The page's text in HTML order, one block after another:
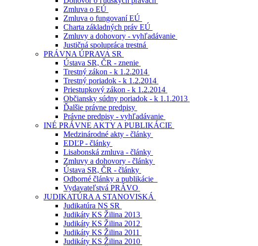
Zmluva o EÚ
Zmluva o fungovaní EÚ
Charta základných práv EÚ
Zmluvy a dohovory - vyhľadávanie
Justičná spolupráca trestná
PRÁVNA ÚPRAVA SR
Ústava SR, ČR - znenie
Trestný zákon - k 1.2.2014
Trestný poriadok - k 1.2.2014
Priestupkový zákon - k 1.2.2014
Občiansky súdny poriadok - k 1.1.2013
Ďalšie právne predpisy
Právne predpisy - vyhľadávanie
INÉ PRÁVNE AKTY A PUBLIKÁCIE
Medzinárodné akty - články
EDĽP - články
Lisabonská zmluva - články
Zmluvy a dohovory - články
Ústava SR, ČR - články
Odborné články a publikácie
Vydavateľstvá PRÁVO
JUDIKATÚRA A STANOVISKÁ
Judikatúra NS SR
Judikáty KS Žilina 2013
Judikáty KS Žilina 2012
Judikáty KS Žilina 2011
Judikáty KS Žilina 2010